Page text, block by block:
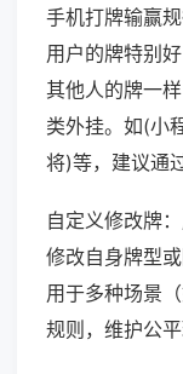
手机打牌输赢
用户的牌特别
其他人的牌一
类外挂。如(小
将)等，建议通
自定义修改牌
修改自身牌型
用于多种场景
规则，维护公平